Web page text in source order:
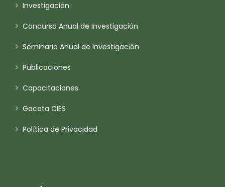
Investigación
Concurso Anual de Investigación
Seminario Anual de Investigación
Publicaciones
Capacitaciones
Gaceta CIES
Política de Privacidad